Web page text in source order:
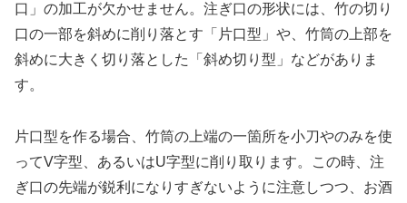
口」の加工が欠かせません。注ぎ口の形状には、竹の切り
口の一部を斜めに削り落とす「片口型」や、竹筒の上部を
斜めに大きく切り落とした「斜め切り型」などがありま
す。
片口型を作る場合、竹筒の上端の一箇所を小刀やのみを使
ってV字型、あるいはU字型に削り取ります。この時、注
ぎ口の先端が鋭利になりすぎないように注意しつつ、お酒